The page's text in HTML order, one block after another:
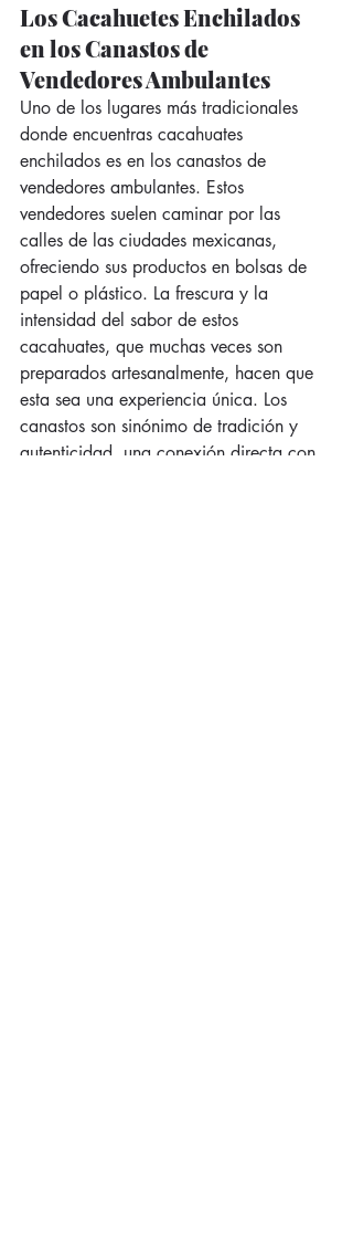
Los Cacahuetes Enchilados
en los Canastos de
Vendedores Ambulantes
Uno de los lugares más tradicionales
donde encuentras cacahuates
enchilados es en los canastos de
vendedores ambulantes. Estos
vendedores suelen caminar por las
calles de las ciudades mexicanas,
ofreciendo sus productos en bolsas de
papel o plástico. La frescura y la
intensidad del sabor de estos
cacahuates, que muchas veces son
preparados artesanalmente, hacen que
esta sea una experiencia única. Los
canastos son sinónimo de tradición y
autenticidad, una conexión directa con